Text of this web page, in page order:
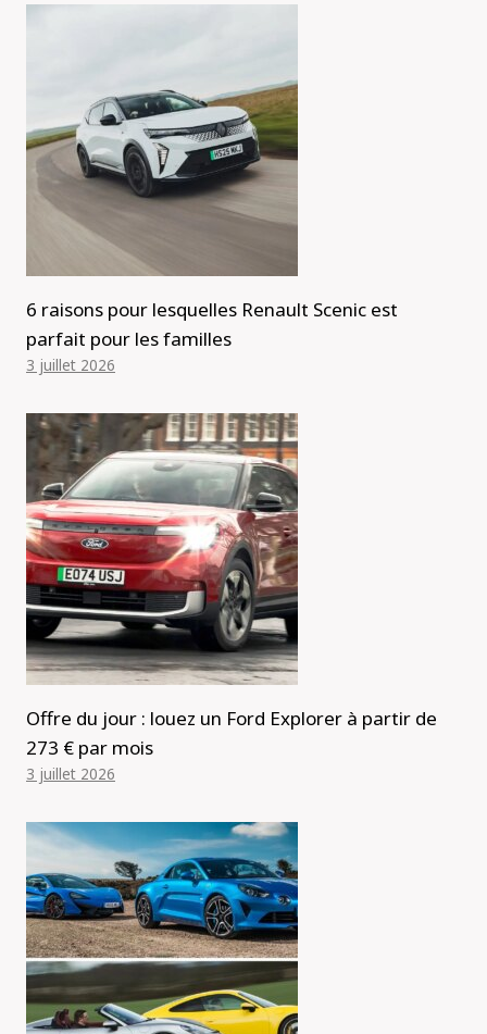
6 raisons pour lesquelles Renault Scenic est
parfait pour les familles
3 juillet 2026
Offre du jour : louez un Ford Explorer à partir de
273 € par mois
3 juillet 2026